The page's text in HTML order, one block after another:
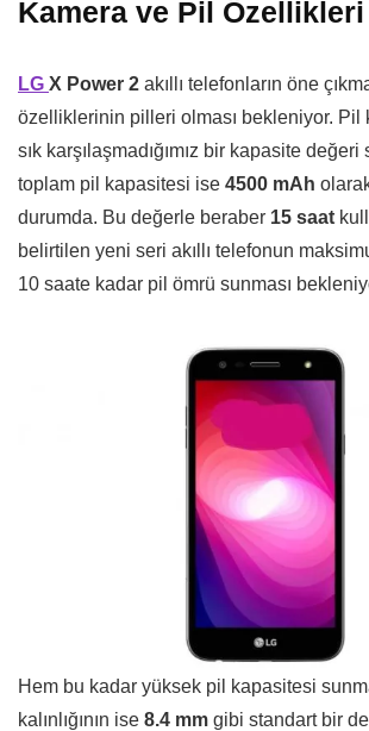
Kamera ve Pil Özellikleri
LG X Power 2 akıllı telefonların öne
özelliklerinin pilleri olması bekleniyor. Pil
sık karşılaşmadığımız bir kapasite
toplam pil kapasitesi ise 4500 mAh
durumda. Bu değerle beraber 15 saat
belirtilen yeni seri akıllı telefonun
10 saate kadar pil ömrü sunması
Hem bu kadar yüksek pil kapasitesi
kalınlığının ise 8.4 mm gibi standart bir